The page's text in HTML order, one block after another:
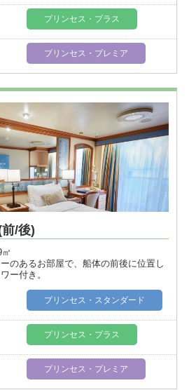
プリンセス・プラス
プリンセス・プレミア
/後)
のあるお部屋で、船体の前後に位置し
ー付き。
プリンセス・スタンダード
プリンセス・プラス
プリンセス・プレミア